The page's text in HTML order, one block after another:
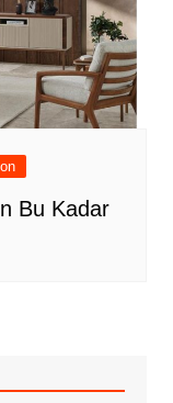
Bu Kadar